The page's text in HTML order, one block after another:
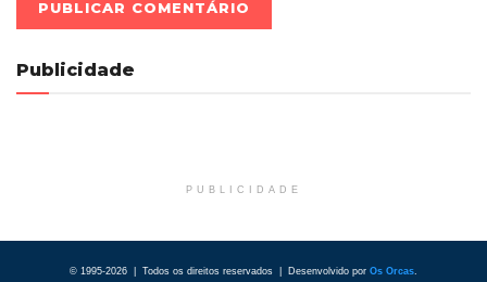
Publicidade
PUBLICIDADE
© 1995-2026 | Todos os direitos reservados | Desenvolvido por Os Orcas